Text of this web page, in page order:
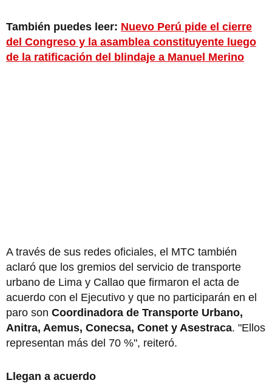
También puedes leer: Nuevo Perú pide el cierre
del Congreso y la asamblea constituyente luego
de la ratificación del blindaje a Manuel Merino
A través de sus redes oficiales, el MTC también
aclaró que los gremios del servicio de transporte
urbano de Lima y Callao que firmaron el acta de
acuerdo con el Ejecutivo y que no participarán en el
paro son Coordinadora de Transporte Urbano,
Anitra, Aemus, Conecsa, Conet y Asestraca. "Ellos
representan más del 70 %", reiteró.
Llegan a acuerdo